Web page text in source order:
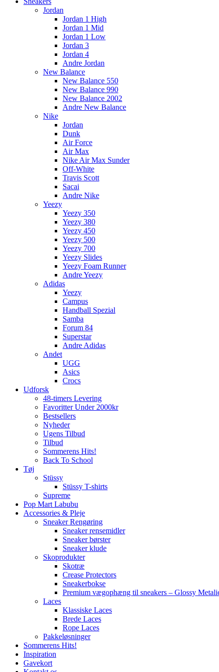
Jordan
Jordan 1 High
Jordan 1 Mid
Jordan 1 Low
Jordan 3
Jordan 4
Andre Jordan
New Balance
New Balance 550
New Balance 990
New Balance 2002
Andre New Balance
Nike
Jordan
Dunk
Air Force
Air Max
Nike Air Max Sunder
Off-White
Travis Scott
Sacai
Andre Nike
Yeezy
Yeezy 350
Yeezy 380
Yeezy 450
Yeezy 500
Yeezy 700
Yeezy Slides
Yeezy Foam Runner
Andre Yeezy
Adidas
Yeezy
Campus
Handball Spezial
Samba
Forum 84
Superstar
Andre Adidas
Andet
UGG
Asics
Crocs
Udforsk
48-timers Levering
Favoritter Under 2000kr
Bestsellers
Nyheder
Ugens Tilbud
Tilbud
Sommerens Hits!
Back To School
Tøj
Stüssy
Stüssy T-shirts
Supreme
Pop Mart Labubu
Accessories & Pleje
Sneaker Rengøring
Sneaker rensemidler
Sneaker børster
Sneaker klude
Skoprodukter
Skotræ
Crease Protectors
Sneakerbokse
Premium vægophæng til sneakers – Glossy
Laces
Klassiske Laces
Brede Laces
Rope Laces
Pakkeløsninger
Sommerens Hits!
Inspiration
Gavekort